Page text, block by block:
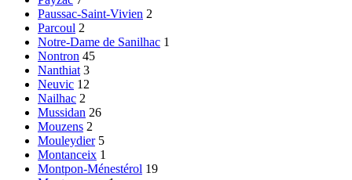
Paussac-Saint-Vivien 2
Parcoul 2
Notre-Dame de Sanilhac 1
Nontron 45
Nanthiat 3
Neuvic 12
Nailhac 2
Mussidan 26
Mouzens 2
Mouleydier 5
Montanceix 1
Montpon-Ménestérol 19